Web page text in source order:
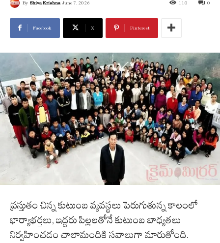
By Shiva Krishna June 7, 2026 0
110
Facebook X Pinterest
ప్రస్తుతం చిన్న కుటుంబ వ్యవస్థలు పెరుగుతున్న కాలంలో
భార్యాభర్తలు, ఇద్దరు పిల్లలతోనే కుటుంబ బాధ్యతలు
నిర్వహించడం చాలామందికి సవాలుగా మారుతోంది.